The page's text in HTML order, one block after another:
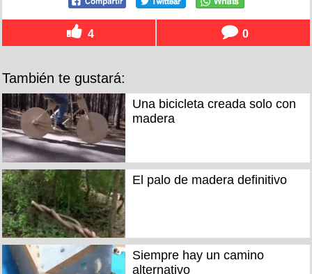
4 0
También te gustará:
Una bicicleta creada solo con
madera
El palo de madera definitivo
Siempre hay un camino
alternativo